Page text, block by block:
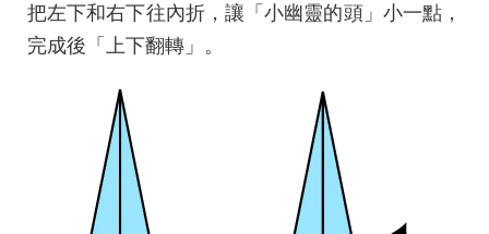
把左下和右下往內折，讓「小幽靈的頭」小一點，
完成後「上下翻轉」。